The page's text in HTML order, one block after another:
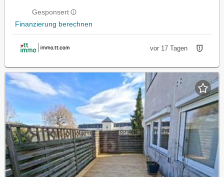
Gesponsert
Finanzierung berechnen
vor 17 Tagen